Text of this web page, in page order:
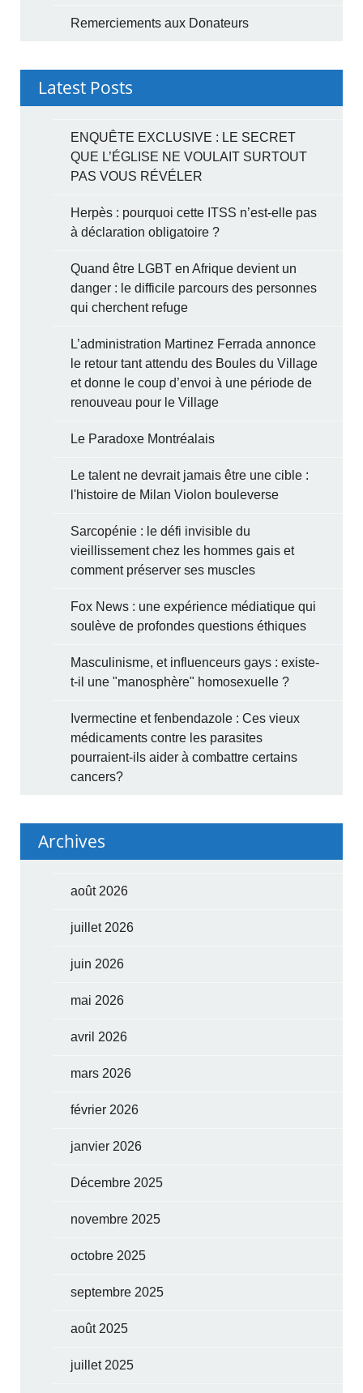
Remerciements aux Donateurs
Latest Posts
ENQUÊTE EXCLUSIVE : LE SECRET
QUE L’ÉGLISE NE VOULAIT SURTOUT
PAS VOUS RÉVÉLER
Herpès : pourquoi cette ITSS n’est-elle pas
à déclaration obligatoire ?
Quand être LGBT en Afrique devient un
danger : le difficile parcours des personnes
qui cherchent refuge
L’administration Martinez Ferrada annonce
le retour tant attendu des Boules du Village
et donne le coup d’envoi à une période de
renouveau pour le Village
Le Paradoxe Montréalais
Le talent ne devrait jamais être une cible :
l'histoire de Milan Violon bouleverse
Sarcopénie : le défi invisible du
vieillissement chez les hommes gais et
comment préserver ses muscles
Fox News : une expérience médiatique qui
soulève de profondes questions éthiques
Masculinisme, et influenceurs gays : existe-
t-il une "manosphère" homosexuelle ?
Ivermectine et fenbendazole : Ces vieux
médicaments contre les parasites
pourraient-ils aider à combattre certains
cancers?
Archives
août 2026
juillet 2026
juin 2026
mai 2026
avril 2026
mars 2026
février 2026
janvier 2026
Décembre 2025
novembre 2025
octobre 2025
septembre 2025
août 2025
juillet 2025